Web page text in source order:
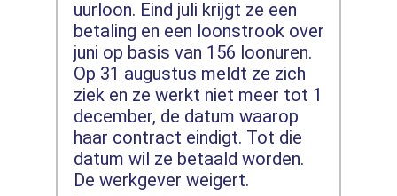
uurloon. Eind juli krijgt ze een
betaling en een loonstrook over
juni op basis van 156 loonuren.
Op 31 augustus meldt ze zich
ziek en ze werkt niet meer tot 1
december, de datum waarop
haar contract eindigt. Tot die
datum wil ze betaald worden.
De werkgever weigert.